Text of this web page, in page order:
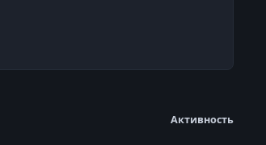
Активность